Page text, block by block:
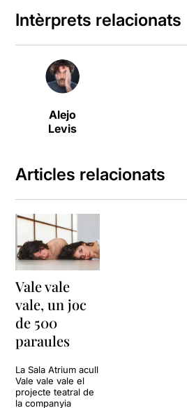
Intèrprets relacionats
Alejo
Levis
Articles relacionats
Vale vale
vale, un joc
de 500
paraules
La Sala Atrium acull
Vale vale vale el
projecte teatral de
la companyia